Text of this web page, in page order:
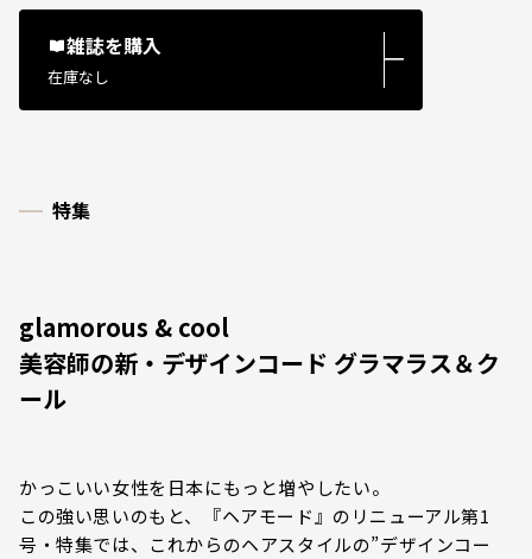
雑誌を購入
在庫なし
―
特集
glamorous & cool
美容師の新・デザインコード グラマラス＆ク
ール
かっこいい女性を日本にもっと増やしたい――。
この強い思いのもと、『ヘアモード』のリニューアル第1
号・特集では、これからのヘアスタイルの”デザインコー